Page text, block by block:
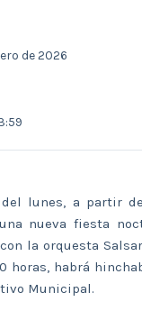
de 2026
lunes, a partir
nueva fiesta
la orquesta
horas, habrá
Municipal.